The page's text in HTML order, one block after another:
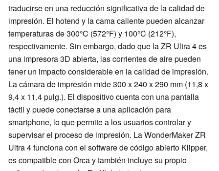
traducirse en una reducción significativa de la calidad de
impresión. El hotend y la cama caliente pueden alcanzar
temperaturas de 300°C (572°F) y 100°C (212°F),
respectivamente. Sin embargo, dado que la ZR Ultra 4 es
una impresora 3D abierta, las corrientes de aire pueden
tener un impacto considerable en la calidad de impresión.
La cámara de impresión mide 300 x 240 x 290 mm (11,8 x
9,4 x 11,4 pulg.). El dispositivo cuenta con una pantalla
táctil y puede conectarse a una aplicación para
smartphone, lo que permite a los usuarios controlar y
supervisar el proceso de impresión. La WonderMaker ZR
Ultra 4 funciona con el software de código abierto Klipper,
es compatible con Orca y también incluye su propio